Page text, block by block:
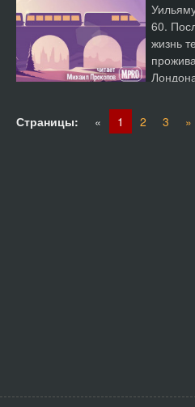
60.
жизнь
Страницы: « 1 2 3 »